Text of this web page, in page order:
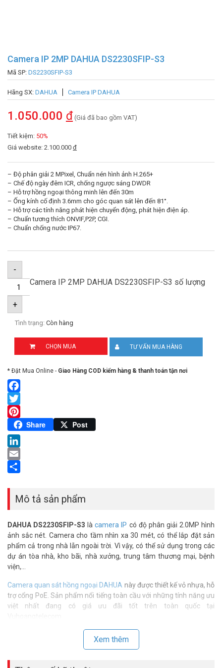
Camera IP 2MP DAHUA DS2230SFIP-S3
Mã SP: DS2230SFIP-S3
Hãng SX: DAHUA Camera IP DAHUA
1.050.000 đ (Giá đã bao gồm VAT)
Tiết kiệm: 50%
Giá website: 2.100.000 đ
– Độ phân giải 2 MPixel, Chuẩn nén hình ảnh H.265+
– Chế độ ngày đêm ICR, chống ngược sáng DWDR
– Hỗ trợ hồng ngoại thông minh lên đến 30m
– Ống kính cố định 3.6mm cho góc quan sát lên đến 81°.
– Hỗ trợ các tính năng phát hiện chuyển động, phát hiện điện áp.
– Chuẩn tương thích ONVIF,P2P, CGI.
– Chuẩn chống nước IP67.
-
Camera IP 2MP DAHUA DS2230SFIP-S3 số lượng
+
Tình trạng: Còn hàng
CHỌN MUA TƯ VẤN MUA HÀNG
* Đặt Mua Online - Giao Hàng COD kiểm hàng & thanh toán tận nơi
Facebook
Twitter
Pinterest
Share Post
LinkedIn
Email
Mô tả sản phẩm
DAHUA DS2230SFIP-S3 làcamera IP có độ phân giải 2.0MP hình
ảnh sắc nét. Camera cho tầm nhìn xa 30 mét, có thể lắp đặt sản
phẩm cả trong nhà lẫn ngoài trời. Vì vậy, có thể sử dụng trong các
dự án tòa nhà, kho bãi, nhà xưởng, trung tâm thương mại, bệnh
viện,…
Camera quan sát hồng ngoại DAHUA này được thiết kế vỏ nhựa, hỗ
trợ cổng PoE. Sản phẩm nổi tiếng toàn cầu với những tính năng ưu
việt nhất đang có giá ưu đãi tốt trên toàn quốc tại
Thông số kỹ thuật camera IP thân trụ
hồng ngoại 2MP DAHUA DS2230SFIP-S3
– Độ phân giải 2 MPixel cảm biến CMOS Exmor 1/2.7″, khung hình
Xem thêm